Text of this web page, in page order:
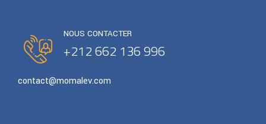
NOUS CONTACTER
+212 662 136 996
contact@momalev.com